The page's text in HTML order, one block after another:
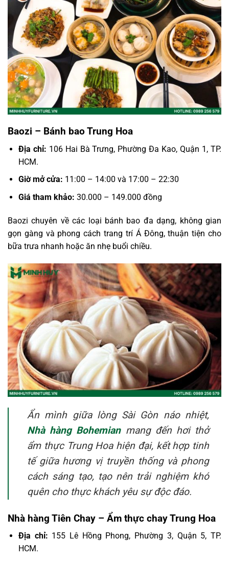
Baozi – Bánh bao Trung Hoa
Địa chỉ: 106 Hai Bà Trưng, Phường Đa Kao, Quận 1, TP.
HCM.
Giờ mở cửa: 11:00 – 14:00 và 17:00 – 22:30
Giá tham khảo: 30.000 – 149.000 đồng
Baozi chuyên về các loại bánh bao đa dạng, không gian
gọn gàng và phong cách trang trí Á Đông, thuận tiện cho
bữa trưa nhanh hoặc ăn nhẹ buổi chiều.
Ẩn mình giữa lòng Sài Gòn náo nhiệt,
Nhà hàng Bohemianmang đến hơi thở
ẩm thực Trung Hoa hiện đại, kết hợp tinh
tế giữa hương vị truyền thống và phong
cách sáng tạo, tạo nên trải nghiệm khó
quên cho thực khách yêu sự độc đáo.
Nhà hàng Tiên Chay – Ẩm thực chay Trung Hoa
Địa chỉ: 155 Lê Hồng Phong, Phường 3, Quận 5, TP.
HCM.